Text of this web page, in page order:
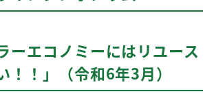
ーエコノミーにはリユース
！！」（令和6年3月）